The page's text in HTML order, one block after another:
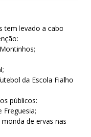
tem levado a cabo
da Escola Fialho
públicos:
Freguesia;
de ervas nas